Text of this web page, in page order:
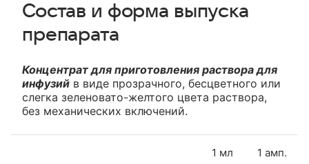
Состав и форма выпуска
препарата
Концентрат для приготовления раствора для
инфузий в виде прозрачного, бесцветного или
слегка зеленовато-желтого цвета раствора,
без механических включений.
1 мл 1 амп.